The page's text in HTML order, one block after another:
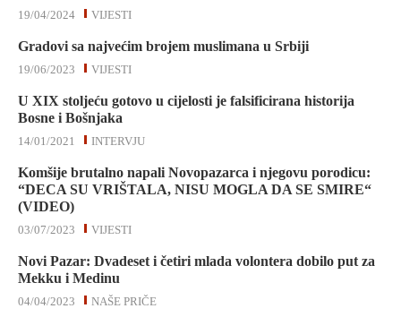
VIJESTI
19/04/2024
Gradovi sa najvećim brojem muslimana u Srbiji
VIJESTI
19/06/2023
U XIX stoljeću gotovo u cijelosti je falsificirana historija
Bosne i Bošnjaka
INTERVJU
14/01/2021
Komšije brutalno napali Novopazarca i njegovu porodicu:
“DECA SU VRIŠTALA, NISU MOGLA DA SE SMIRE“
(VIDEO)
VIJESTI
03/07/2023
Novi Pazar: Dvadeset i četiri mlada volontera dobilo put za
Mekku i Medinu
NAŠE PRIČE
04/04/2023